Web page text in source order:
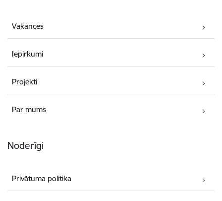
Vakances
Iepirkumi
Projekti
Par mums
Noderīgi
Privātuma politika